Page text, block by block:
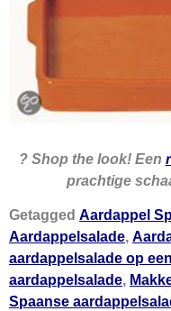
? Shop the look! Een
prachtige
Getagged Aardappel
Aardappelsalade,
aardappelsalade op
aardappelsalade,
Spaanse